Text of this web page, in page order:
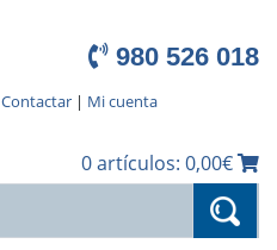
980 526 018
Contactar| Mi cuenta
0 artículos: 0,00€